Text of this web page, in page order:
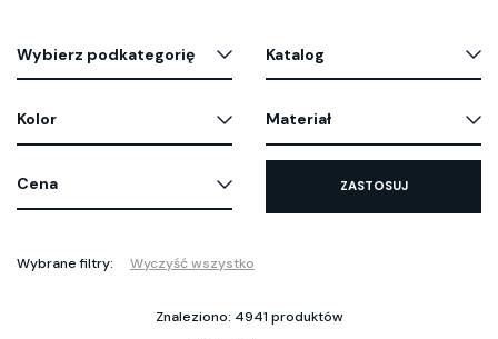
Wybierz podkategorię Katalog
Kolor Materiał
Cena ZASTOSUJ
Wybrane filtry: Wyczyść wszystko
Znaleziono: 4941 produktów